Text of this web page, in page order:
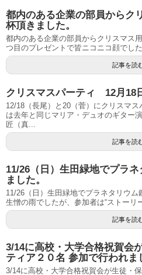
都内のある企業の部員からク
杯頂きました。
都内のある企業の部員からクリスマス
つ目のプレゼントで皆ニコニコ顔でし
記事を読
クリスマスパーティ 12月18
12/18（長尾）と20（菅）にクリスマ
は去年と同じマリア・デュオのギター
匠（真...
記事を読
11/26（日）生田緑地でプラ
ました。
11/26（日）生田緑地でプラネタリウ
生憎の雨でしたが、参加者は“ストーリ
記事を読
3/14に高校・大学合格祝賀会
ティア２０名 参加で行われま
3/14に高校・大学合格祝賀会が生徒・